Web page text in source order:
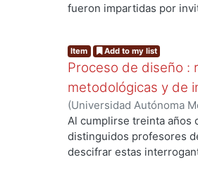
María del Pilar;Díaz
Pimienta, Bernardo
fueron impartidas por
Item Add to my list
Proceso de diseño :
metodológicas y de
(Universidad Autónoma
Artes para el Diseño,
Guerrero Baca, Luis
Manuel;Vilchis, Luz del
Al cumplirse treinta años
distinguidos profesores
descifrar estas